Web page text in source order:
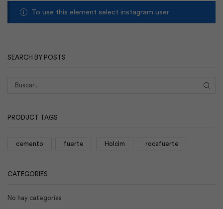
To use this element select instagram user
SEARCH BY POSTS
PRODUCT TAGS
cemento fuerte Holcim rocafuerte
CATEGORIES
No hay categorías